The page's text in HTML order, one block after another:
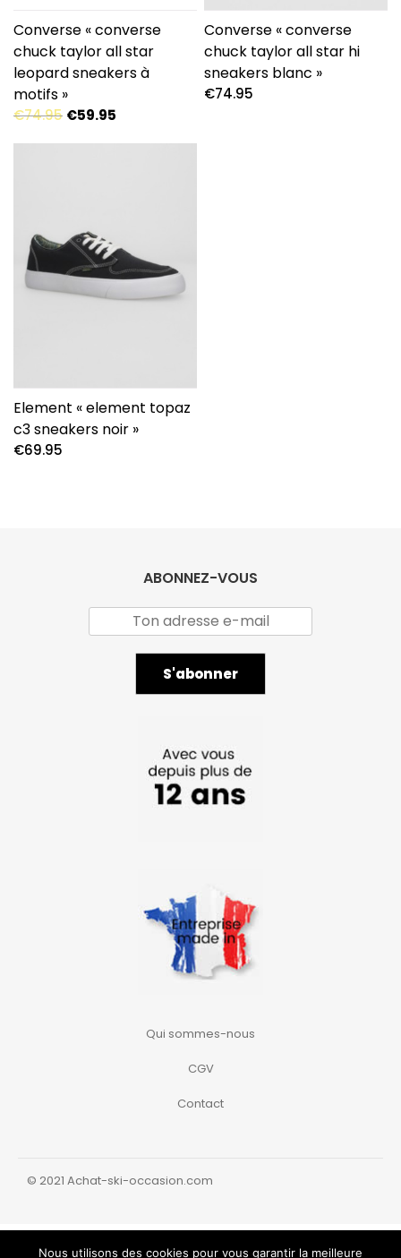
Converse « converse
chuck taylor all star
leopard sneakers à
motifs »
€74.95 Le
€59.95
Converse « converse
chuck taylor all star hi
sneakers blanc »
€74.95
Element « element topaz
c3 sneakers noir »
€69.95
ABONNEZ-VOUS
Qui sommes-nous
CGV
Contact
© 2021 Achat-ski-occasion.com
Nous utilisons des cookies pour vous garantir la meilleure